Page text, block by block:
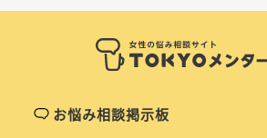
お悩み相談掲示板